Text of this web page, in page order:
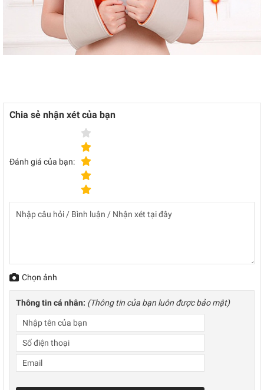
Chia sẻ nhận xét của bạn
Đánh giá của bạn:
Chọn ảnh
Thông tin cá nhân: (Thông tin của bạn luôn được bảo mật)